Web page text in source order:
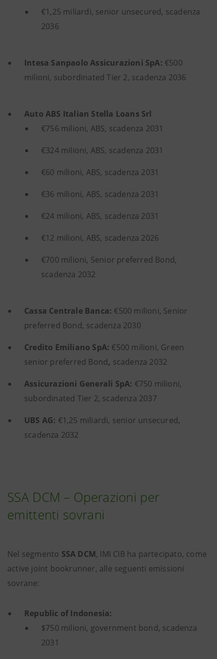
€1,25 miliardi, senior unsecured, scadenza
2036
Intesa Sanpaolo Assicurazioni SpA: €500
milioni, subordinated Tier 2, scadenza 2036
Auto ABS Italian Stella Loans Srl
€756 milioni, ABS, scadenza 2031
€324 milioni, ABS, scadenza 2031
€60 milioni, ABS, scadenza 2031
€36 milioni, ABS, scadenza 2031
€24 milioni, ABS, scadenza 2031
€12 milioni, ABS, scadenza 2026
€700 milioni, Senior preferred Bond,
scadenza 2032
Cassa Centrale Banca: €500 milioni, Senior
preferred Bond, scadenza 2030
Credito Emiliano SpA: €500 milioni, Green
senior preferred Bond, scadenza 2032
Assicurazioni Generali SpA: €750 milioni,
subordinated Tier 2, scadenza 2037
UBS AG: €1,25 miliardi, senior unsecured,
scadenza 2032
SSA DCM – Operazioni per
emittenti sovrani
Nel segmento SSA DCM, IMI CIB ha partecipato, come
active joint bookrunner, alle seguenti emissioni
sovrane:
Republic of Indonesia:
$750 milioni, government bond, scadenza
2031